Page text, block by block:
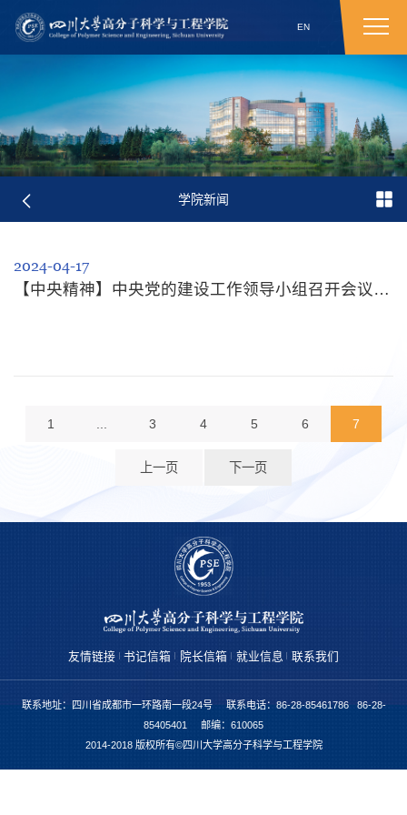
EN
学院新闻
2024-04-17
【中央精神】中央党的建设工作领导小组召开会议 研究部署党纪学习教育工作 蔡奇主...
1 ... 3 4 5 6 7
上一页 下一页
友情链接 书记信箱 院长信箱 就业信息 联系我们
联系地址：四川省成都市一环路南一段24号 联系电话：86-28-85461786 86-28-
85405401 邮编：610065
2014-2018 版权所有©四川大学高分子科学与工程学院